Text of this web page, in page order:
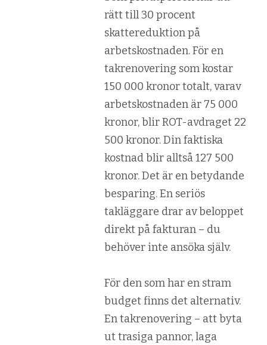
rätt till 30 procent
skattereduktion på
arbetskostnaden. För en
takrenovering som kostar
150 000 kronor totalt, varav
arbetskostnaden är 75 000
kronor, blir ROT-avdraget 22
500 kronor. Din faktiska
kostnad blir alltså 127 500
kronor. Det är en betydande
besparing. En seriös
takläggare drar av beloppet
direkt på fakturan – du
behöver inte ansöka själv.
För den som har en stram
budget finns det alternativ.
En takrenovering – att byta
ut trasiga pannor, laga